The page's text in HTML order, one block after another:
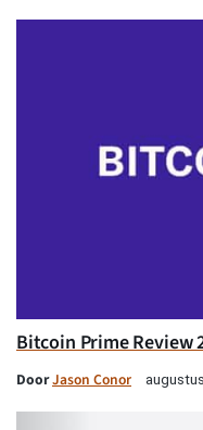
Bitcoin Prime Review
DoorJason Conor